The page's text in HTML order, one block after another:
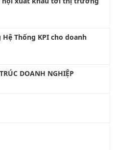
Hệ Thống KPI cho doanh
DOANH NGHIỆP